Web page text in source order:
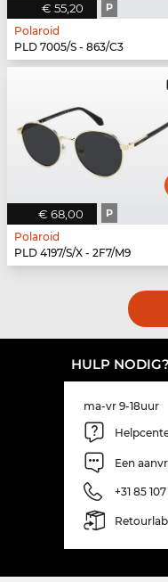
€ 55,20 P
Polaroid
PLD 7005/S - 863/C3
€ 68,00 P
Polaroid
PLD 4197/S/X - 2F7/M9
HULP NODIG?
ma-vr 9-18uur
Een
+31 85